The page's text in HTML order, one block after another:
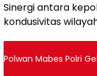
Sinergi antara
kondusivitas
Polwan Mabes Polri